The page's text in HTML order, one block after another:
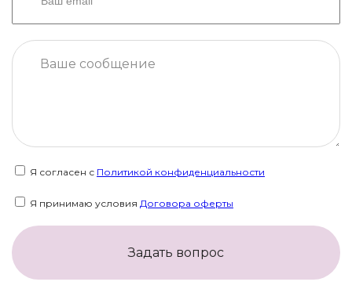
Я согласен с Политикой конфиденциальности
Я принимаю условия Договора оферты
Задать вопрос